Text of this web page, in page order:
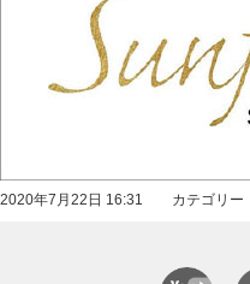
2020年7月22日 16:31 カテゴリー